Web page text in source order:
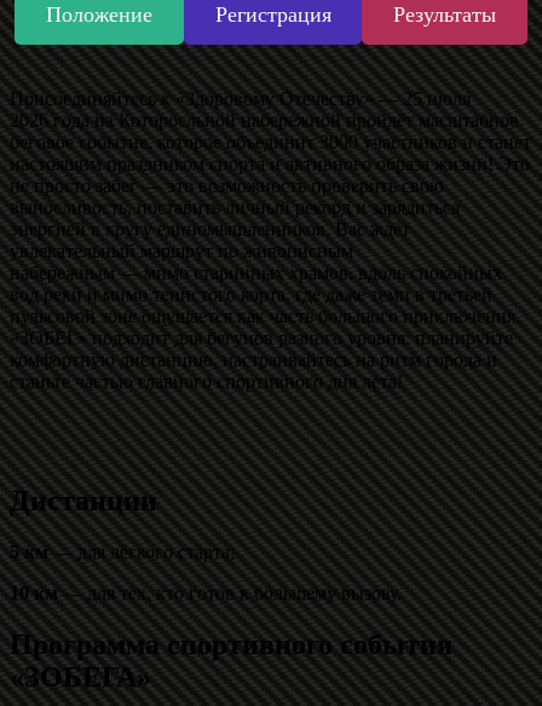
Положение Регистрация Результаты
Присоединяйтесь к «Здоровому Отечеству» — 25 июля
2026 года на Которосльной набережной пройдёт масштабное
беговое событие, которое объединит 3000 участников и станет
настоящим праздником спорта и активного образа жизни! Это
не просто забег — это возможность проверить свою
выносливость, поставить личный рекорд и зарядиться
энергией в кругу единомышленников. Вас ждёт
увлекательный маршрут по живописным
набережным — мимо старинных храмов, вдоль спокойных
вод реки и мимо тенистого корта, где даже темп в третьей
пульсовой зоне ощущается как часть большого приключения.
«ЗОБЕГ» подходит для бегунов разного уровня: планируйте
комфортную дистанцию, настраивайтесь на ритм города и
станьте частью главного спортивного дня лета!
Дистанции
5 км— для лёгкого старта;
10 км— для тех, кто готов к большему вызову.
Программа спортивного события
«ЗОБЕГА»